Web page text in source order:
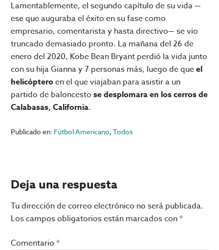
Lamentablemente, el segundo capítulo de su vida —
ese que auguraba el éxito en su fase como
empresario, comentarista y hasta directivo— se vio
truncado demasiado pronto. La mañana del 26 de
enero del 2020, Kobe Bean Bryant perdió la vida junto
con su hija Gianna y 7 personas más, luego de queel
helicópteroen el que viajaban para asistir a un
partido de baloncestose desplomara en los cerros de
Calabasas, California.
Publicado en: Fútbol Americano,Todos
Interacciones
con
los
lectores
Deja una respuesta
Tu dirección de correo electrónico no será publicada.
Los campos obligatorios están marcados con*
Comentario*